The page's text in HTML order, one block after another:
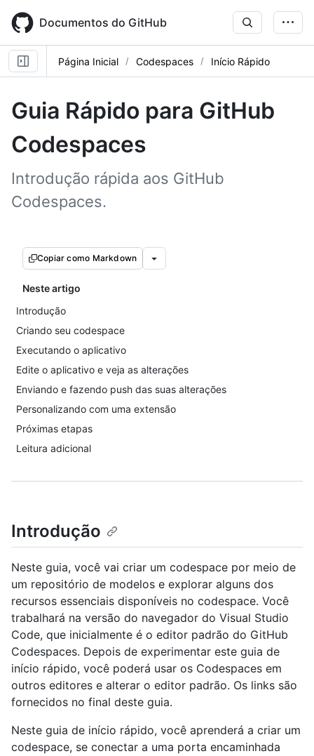
main
content
Documentos do GitHub
Página Inicial Codespaces Início Rápido
Guia Rápido para GitHub
Codespaces
Introdução rápida aos GitHub
Codespaces.
Copiar como Markdown
Neste artigo
Introdução
Criando seu codespace
Executando o aplicativo
Edite o aplicativo e veja as alterações
Enviando e fazendo push das suas alterações
Personalizando com uma extensão
Próximas etapas
Leitura adicional
Introdução
Neste guia, você vai criar um codespace por meio de
um repositório de modelos e explorar alguns dos
recursos essenciais disponíveis no codespace. Você
trabalhará na versão do navegador do Visual Studio
Code, que inicialmente é o editor padrão do GitHub
Codespaces. Depois de experimentar este guia de
início rápido, você poderá usar os Codespaces em
outros editores e alterar o editor padrão. Os links são
fornecidos no final deste guia.
Neste guia de início rápido, você aprenderá a criar um
codespace, se conectar a uma porta encaminhada